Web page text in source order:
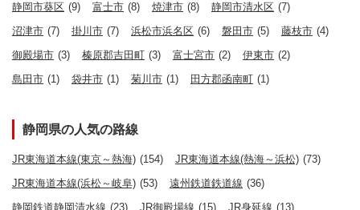
静岡市葵区 (9) 富士市 (8) 焼津市 (8) 静岡市清水区 (7)
沼津市 (7) 掛川市 (7) 浜松市浜名区 (6) 磐田市 (5) 藤枝市 (4)
御殿場市 (3) 榛原郡吉田町 (3) 富士宮市 (2) 伊東市 (2)
島田市 (1) 袋井市 (1) 菊川市 (1) 田方郡函南町 (1)
静岡県の人気の路線
JR東海道本線(東京～熱海) (154) JR東海道本線(熱海～浜松) (73)
JR東海道本線(浜松～岐阜) (53) 遠州鉄道鉄道線 (36)
静岡鉄道静岡清水線 (23) JR御殿場線 (15) JR身延線 (13)